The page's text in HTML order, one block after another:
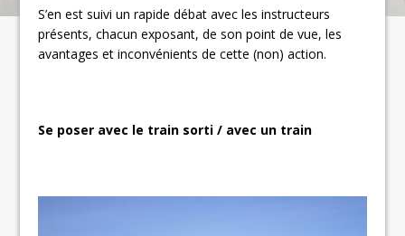
S’en est suivi un rapide débat avec les instructeurs
présents, chacun exposant, de son point de vue, les
avantages et inconvénients de cette (non) action.
Se poser avec le train sorti / avec un train